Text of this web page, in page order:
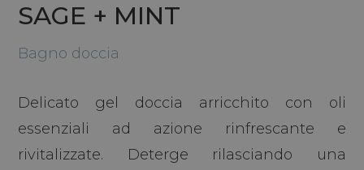
SAGE + MINT
Bagno doccia
Delicato gel doccia arricchito con oli
essenziali ad azione rinfrescante e
rivitalizzate. Deterge rilasciando una